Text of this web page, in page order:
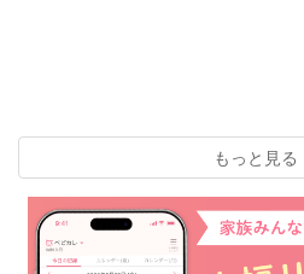
もっと見る